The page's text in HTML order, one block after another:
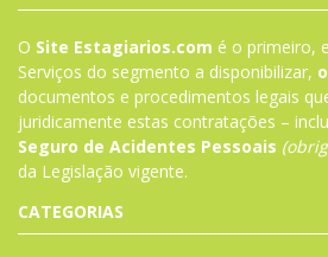
O Site Estagiarios.com é o primeiro,
Serviços do segmento a disponibilizar,
documentos e procedimentos legais
juridicamente estas contratações –
Seguro de Acidentes Pessoais
da Legislação vigente.
CATEGORIAS